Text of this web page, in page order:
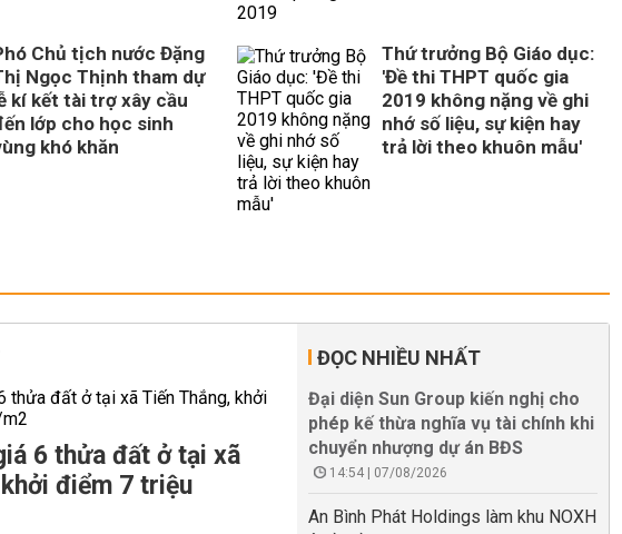
Chủ tịch nước Đặng
Ngọc Thịnh tham dự
kí kết tài trợ xây cầu
lớp cho học sinh
khó khăn
Thứ trưởng Bộ Giáo dục:
'Đề thi THPT quốc gia
2019 không nặng về ghi
nhớ số liệu, sự kiện hay
trả lời theo khuôn mẫu'
6 thửa đất ở tại xã
điểm 7 triệu
ĐỌC NHIỀU NHẤT
Đại diện Sun Group kiến nghị cho
phép kế thừa nghĩa vụ tài chính khi
chuyển nhượng dự án BĐS
14:54 | 07/08/2026
An Bình Phát Holdings làm khu NOXH